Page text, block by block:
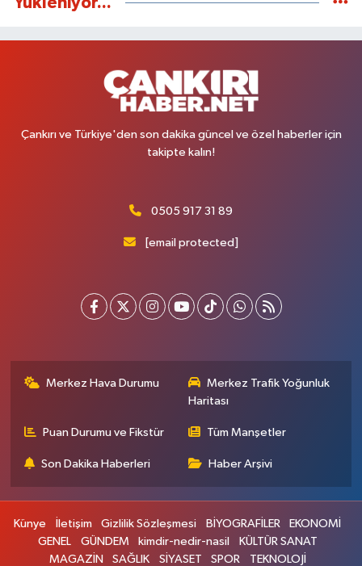
Çankırı ve Türkiye'den son dakika güncel ve özel haberler için
takipte kalın!
0505 917 31 89
[email protected]
Merkez Hava Durumu
Merkez Trafik Yoğunluk
Haritası
Puan Durumu ve Fikstür Tüm Manşetler
Son Dakika Haberleri Haber Arşivi
Künye İletişim Gizlilik Sözleşmesi BİYOGRAFİLER
EKONOMİ
GENEL
GÜNDEM kimdir-nedir-nasil
KÜLTÜR SANAT
MAGAZİN
SAĞLIK SİYASET SPOR TEKNOLOJİ